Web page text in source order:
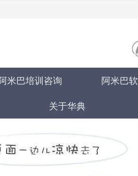
米巴培训咨询 阿米巴
关于华典